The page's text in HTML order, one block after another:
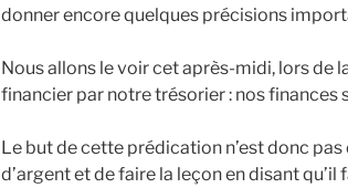
donner encore quelques précisions
Nous allons le voir cet après-midi, lors de
financier par notre trésorier : nos
Le but de cette prédication n’est donc pas
d’argent et de faire la leçon en disant qu’il